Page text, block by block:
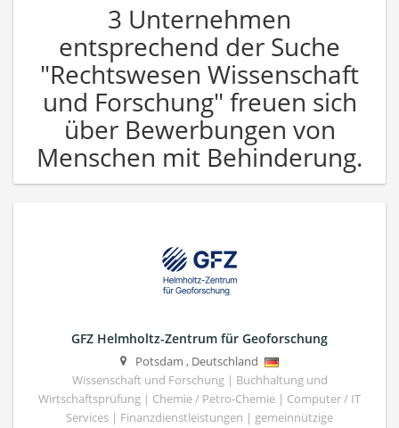
3 Unternehmen
entsprechend der Suche
"Rechtswesen Wissenschaft
und Forschung" freuen sich
über Bewerbungen von
Menschen mit Behinderung.
GFZ Helmholtz-Zentrum für Geoforschung
Potsdam , Deutschland
Wissenschaft und Forschung | Buchhaltung und
Wirtschaftsprüfung | Chemie / Petro-Chemie | Computer / IT
Services | Finanzdienstleistungen | gemeinnützige